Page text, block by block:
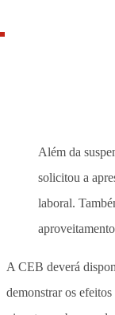
Além da
solicitou a
laboral.
A CEB deverá
demonstrar os